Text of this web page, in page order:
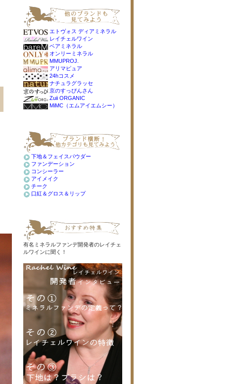
エトヴォス ディアミネラル
レイチェルワイン
ベアミネラル
オンリーミネラル
MMUPROJ.
アリマピュア
24hコスメ
ナチュラグラッセ
京のすっぴんさん
Zuii ORGANIC
MiMC（エムアイエムシー）
下地＆フェイスパウダー
ファンデーション
コンシーラー
アイメイク
チーク
口紅＆グロス＆リップ
有名ミネラルファンデ開発者のレイチェ
ルワインに聞く！